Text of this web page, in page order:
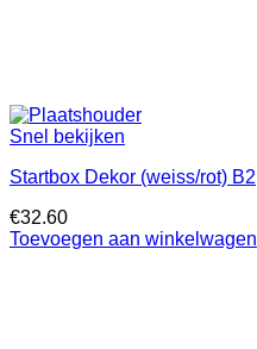
Snel bekijken
Startbox Dekor (weiss/rot) B2
€32.60
Toevoegen aan winkelwagen